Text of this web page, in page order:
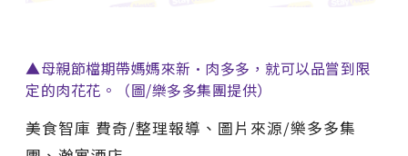
▲母親節檔期帶媽媽來新·肉多多，就可以品嘗到限
定的肉花花。（圖/樂多多集團提供）
美食智庫 費奇/整理報導、圖片來源/樂多多集